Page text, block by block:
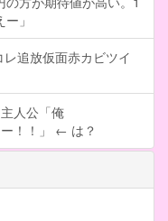
」
追放仮面赤カビツイ
人公「俺
！！」 ← は？